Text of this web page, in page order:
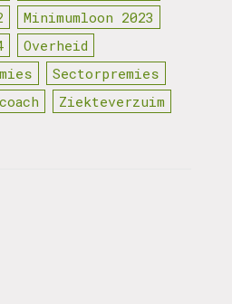
Minimumloon 2023
Overheid
Sectorpremies
Ziekteverzuim